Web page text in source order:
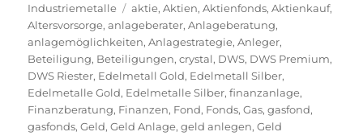
am
Industriemetalle
Schlagwörter
aktie,Aktien,Aktienfonds,Aktienkauf,
Altersvorsorge,anlageberater,Anlageberatung,
anlagemöglichkeiten,Anlagestrategie,Anleger,
Beteiligung, Beteiligungen,crystal, DWS, DWS Premium,
DWS Riester, Edelmetall Gold, Edelmetall Silber,
Edelmetalle Gold, Edelmetalle Silber,finanzanlage,
Finanzberatung, Finanzen, Fond, Fonds,Gas,gasfond,
gasfonds,Geld,Geld Anlage,geld anlegen,Geld